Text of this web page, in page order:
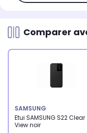
Comparer
SAMSUNG
Etui SAMSUNG S22 Clear
View noir